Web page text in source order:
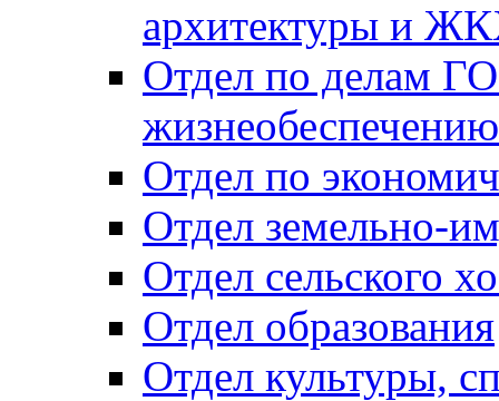
архитектуры и
Отдел по делам
Отдел по
Отдел земельно-
Отдел сельского
Отдел образования
Отдел культуры,